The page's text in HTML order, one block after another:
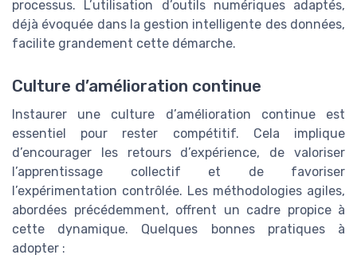
processus. L’utilisation d’outils numériques adaptés,
déjà évoquée dans la gestion intelligente des données,
facilite grandement cette démarche.
Culture d’amélioration continue
Instaurer une culture d’amélioration continue est
essentiel pour rester compétitif. Cela implique
d’encourager les retours d’expérience, de valoriser
l’apprentissage collectif et de favoriser
l’expérimentation contrôlée. Les méthodologies agiles,
abordées précédemment, offrent un cadre propice à
cette dynamique. Quelques bonnes pratiques à
adopter :